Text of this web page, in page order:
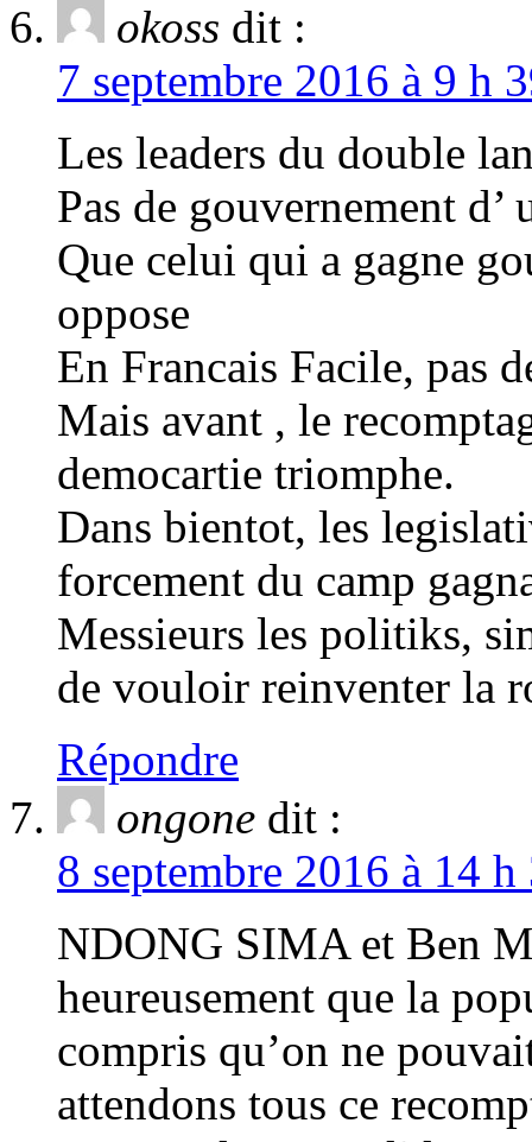
okoss dit :
7 septembre 2016 à 9 h
Les leaders du double
Pas de gouvernement
Que celui qui a gagne
oppose
En Francais Facile, pas
Mais avant , le
democartie triomphe.
Dans bientot, les
forcement du camp
Messieurs les politiks,
de vouloir reinventer la
Répondre
ongone dit :
8 septembre 2016 à 14
NDONG SIMA et Ben
heureusement que la
compris qu’on ne
attendons tous ce